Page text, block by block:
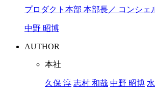
プロダクト本部 本部長／ コンシェ
中野 昭博
AUTHOR
本社
久保 淳 志村 和哉 中野 昭博